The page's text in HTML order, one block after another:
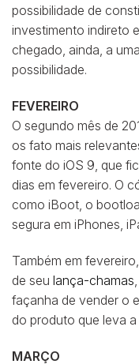
possibilidade de
investimento indireto
chegado, ainda, a
possibilidade.
FEVEREIRO
O segundo mês de
os fato mais
fonte do iOS 9, que
dias em fevereiro. O
como iBoot, o
segura em iPhones,
Também em
de seu lança-chamas
façanha de vender o
do produto que leva
MARÇO